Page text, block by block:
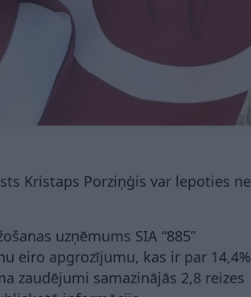
Kristaps Porziņģis var lepoties ne
uzņēmums SIA “885”
eiro apgrozījumu, kas ir par 14,4%
zaudējumi samazinājās 2,8 reizes